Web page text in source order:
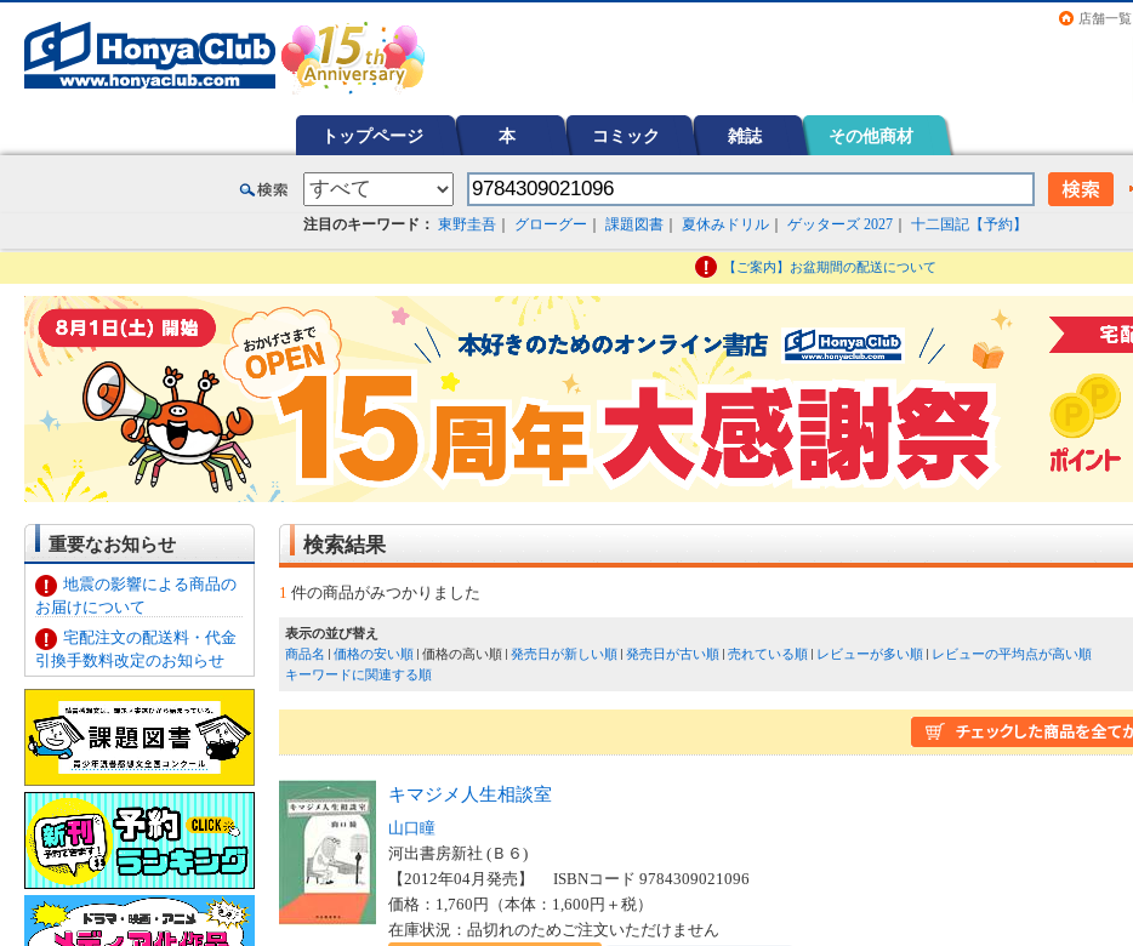
店舗一覧
トップページ 本 コミック 雑誌 その他商材
注目のキーワード： 東野圭吾 グローグー 課題図書 夏休みドリル ゲッターズ 2027 十二国記【予約】
【ご案内】お盆期間の配送について
重要なお知らせ
地震の影響による商品の
お届けについて
宅配注文の配送料・代金
引換手数料改定のお知らせ
検索結果
1 件の商品がみつかりました
表示の並び替え
商品名
価格の安い順 価格の高い順 発売日が新しい順 発売日が古い順 売れている順 レビューが多い順
レビューの平均点が高い順
キーワードに関連する順
キマジメ人生相談室
山口瞳
河出書房新社 (Ｂ６)
【2012年04月発売】 ISBNコード 9784309021096
価格：1,760円（本体：1,600円＋税）
在庫状況：品切れのためご注文いただけません